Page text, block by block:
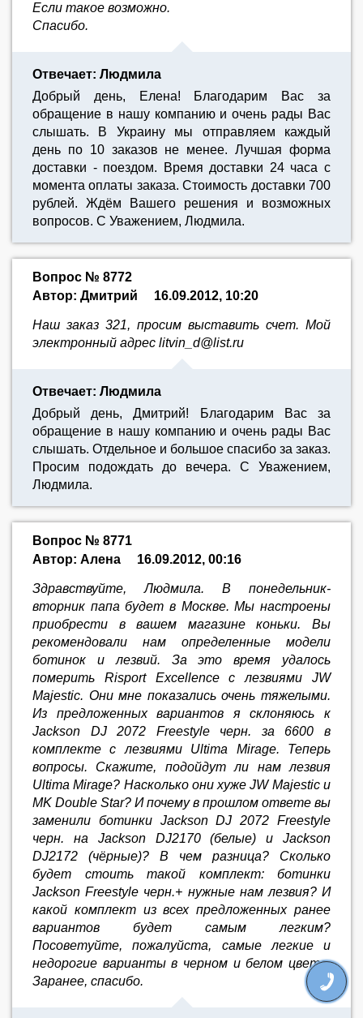
Если такое возможно.
Спасибо.
Отвечает: Людмила
Добрый день, Елена! Благодарим Вас за
обращение в нашу компанию и очень рады Вас
слышать. В Украину мы отправляем каждый
день по 10 заказов не менее. Лучшая форма
доставки - поездом. Время доставки 24 часа с
момента оплаты заказа. Стоимость доставки 700
рублей. Ждём Вашего решения и возможных
вопросов. С Уважением, Людмила.
Вопрос № 8772
Автор: Дмитрий
16.09.2012, 10:20
Наш заказ 321, просим выставить счет. Мой
электронный адрес litvin_d@list.ru
Отвечает: Людмила
Добрый день, Дмитрий! Благодарим Вас за
обращение в нашу компанию и очень рады Вас
слышать. Отдельное и большое спасибо за заказ.
Просим подождать до вечера. С Уважением,
Людмила.
Вопрос № 8771
Автор: Алена
16.09.2012, 00:16
Здравствуйте, Людмила. В понедельник-
вторник папа будет в Москве. Мы настроены
приобрести в вашем магазине коньки. Вы
рекомендовали нам определенные модели
ботинок и лезвий. За это время удалось
померить Risport Excellence с лезвиями JW
Majestic. Они мне показались очень тяжелыми.
Из предложенных вариантов я склоняюсь к
Jackson DJ 2072 Freestyle черн. за 6600 в
комплекте с лезвиями Ultima Mirage. Теперь
вопросы. Скажите, подойдут ли нам лезвия
Ultima Mirage? Насколько они хуже JW Majestic и
MK Double Star? И почему в прошлом ответе вы
заменили ботинки Jackson DJ 2072 Freestyle
черн. на Jackson DJ2170 (белые) и Jackson
DJ2172 (чёрные)? В чем разница? Сколько
будет стоить такой комплект: ботинки
Jackson Freestyle черн.+ нужные нам лезвия? И
какой комплект из всех предложенных ранее
вариантов будет самым легким?
Посоветуйте, пожалуйста, самые легкие и
недорогие варианты в черном и белом цвете.
Заранее, спасибо.